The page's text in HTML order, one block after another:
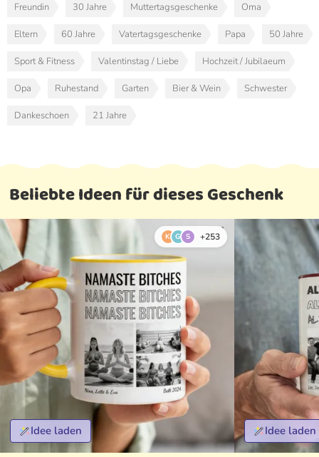
Freundin 30 Jahre Muttertagsgeschenke Oma
Eltern 60 Jahre Vatertagsgeschenke Papa 50 Jahre
Sport & Fitness Valentinstag / Liebe Hochzeit / Jubilaeum
Opa Ruhestand Garten Bier & Wein Schwester
Dankeschoen 21 Jahre
Beliebte Ideen für dieses Geschenk
K G S +253
Idee laden Idee laden